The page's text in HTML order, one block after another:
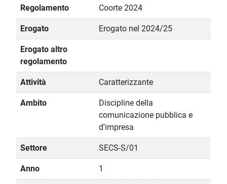
Regolamento Coorte 2024
Erogato Erogato nel 2024/25
Erogato altro
regolamento
Attività Caratterizzante
Ambito
Discipline della
comunicazione pubblica e
d'impresa
Settore SECS-S/01
Anno 1